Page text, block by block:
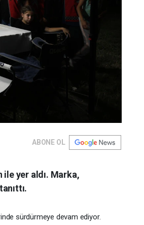
ABONE OL
ile yer aldı. Marka,
sürdürmeye devam ediyor.